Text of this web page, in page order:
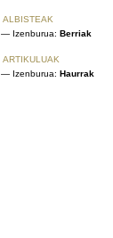
ALBISTEAK
— Izenburua: Berriak
ARTIKULUAK
— Izenburua: Haurrak